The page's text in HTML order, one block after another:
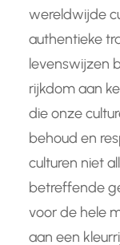
wereldwijde
authentieke
levenswijzen
rijkdom aan
die onze
behoud en
culturen niet
betreffende
voor de hele
aan een